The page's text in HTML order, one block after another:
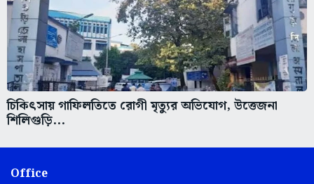
চিকিৎসায় গাফিলতিতে রোগী মৃত্যুর অভিযোগ, উত্তেজনা
শিলিগুড়ি...
Office